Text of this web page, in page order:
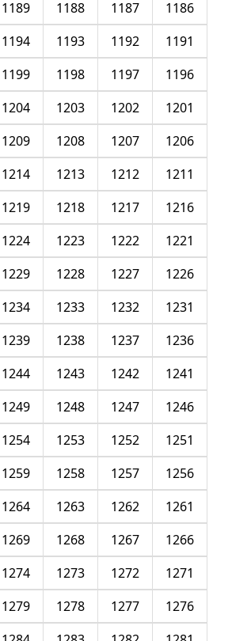
1186
1187
1188
1189
1191
1192
1193
1194
1196
1197
1198
1199
1201
1202
1203
1204
1206
1207
1208
1209
1211
1212
1213
1214
1216
1217
1218
1219
1221
1222
1223
1224
1226
1227
1228
1229
1231
1232
1233
1234
1236
1237
1238
1239
1241
1242
1243
1244
1246
1247
1248
1249
1251
1252
1253
1254
1256
1257
1258
1259
1261
1262
1263
1264
1266
1267
1268
1269
1271
1272
1273
1274
1276
1277
1278
1279